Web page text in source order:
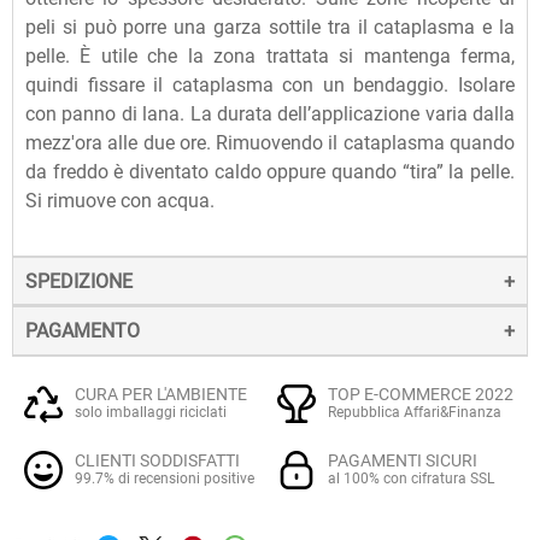
peli si può porre una garza sottile tra il cataplasma e la
pelle. È utile che la zona trattata si mantenga ferma,
quindi fissare il cataplasma con un bendaggio. Isolare
con panno di lana. La durata dell’applicazione varia dalla
mezz'ora alle due ore. Rimuovendo il cataplasma quando
da freddo è diventato caldo oppure quando “tira” la pelle.
Si rimuove con acqua.
SPEDIZIONE
La spedizione dei prodotti avviene entro 24 ore dall'ordine
(sabato e festivi esclusi), tramite corriere SDA.
Quando l'ordine sarà spedito, riceverai una e-mail di
conferma, contenente un link alla tracciatura online
dell'invio, che ti permetterà di verificare in tempo reale lo
stato della spedizione.
PAGAMENTO
Il pagamento degli ordini può avvenire:
altre carte prepagate abilitate), su server sicuro Paypal.
CURA PER L'AMBIENTE
solo imballaggi riciclati
TOP E-COMMERCE 2022
Repubblica Affari&Finanza
CLIENTI SODDISFATTI
99.7% di recensioni positive
PAGAMENTI SICURI
al 100% con cifratura SSL